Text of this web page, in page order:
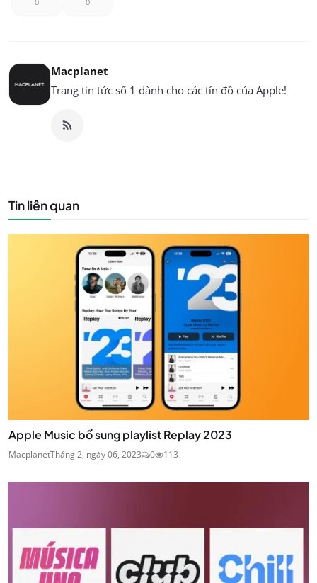
Macplanet
Trang tin tức số 1 dành cho các tín đồ của Apple!
Tin liên quan
Apple Music bổ sung playlist Replay 2023
MacplanetTháng 2, ngày 06, 2023 0 113